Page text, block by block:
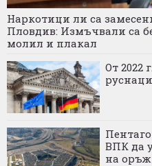
Наркотици ли са
Пловдив: Измъчвали са
молил и плакал
От 2022
руснаци
ВПК да
на